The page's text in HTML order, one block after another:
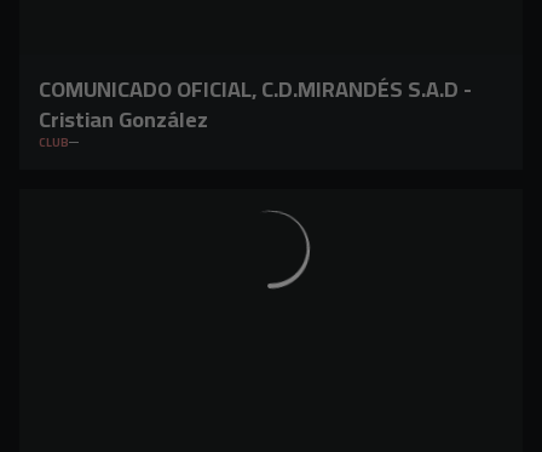
COMUNICADO OFICIAL, C.D.MIRANDÉS S.A.D -
Cristian González
CLUB